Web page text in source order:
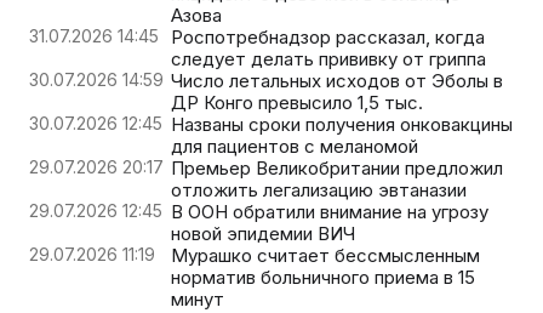
Азова
31.07.2026 14:45
Роспотребнадзор рассказал, когда
следует делать прививку от гриппа
30.07.2026 14:59 Число летальных исходов от Эболы в
ДР Конго превысило 1,5 тыс.
30.07.2026 12:45 Названы сроки получения онковакцины
для пациентов с меланомой
29.07.2026 20:17 Премьер Великобритании предложил
отложить легализацию эвтаназии
29.07.2026 12:45 В ООН обратили внимание на угрозу
новой эпидемии ВИЧ
29.07.2026 11:19
Мурашко считает бессмысленным
норматив больничного приема в 15
минут